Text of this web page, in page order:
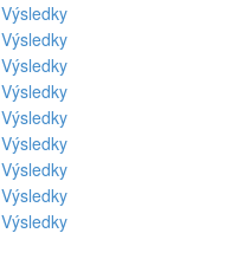
Výsledky
Výsledky
Výsledky
Výsledky
Výsledky
Výsledky
Výsledky
Výsledky
Výsledky